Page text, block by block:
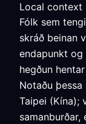
Local context
Fólk sem
skráð beinan
endapunkt
hegðun
Notaðu
Taipei (Kína);
samanburðar,